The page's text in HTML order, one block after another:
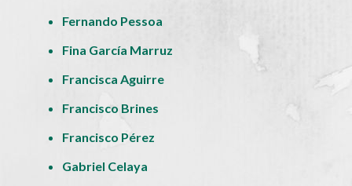
Fernando Pessoa
Fina García Marruz
Francisca Aguirre
Francisco Brines
Francisco Pérez
Gabriel Celaya